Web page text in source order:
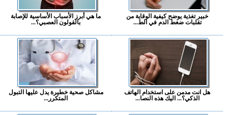
خبير تغذية يوضح كيفية الوقاية من
تقلبات ضغط الدم في الط...
ما هي أبرز الأسباب الأساسية للإصابة
بالقولون العصبي؟...
هل انت مدمن على استخدام الهاتف
الذكي؟... اليك هذه النصا...
مشاكل صحية خطيرة يدل عليها التبول
المتكرر...